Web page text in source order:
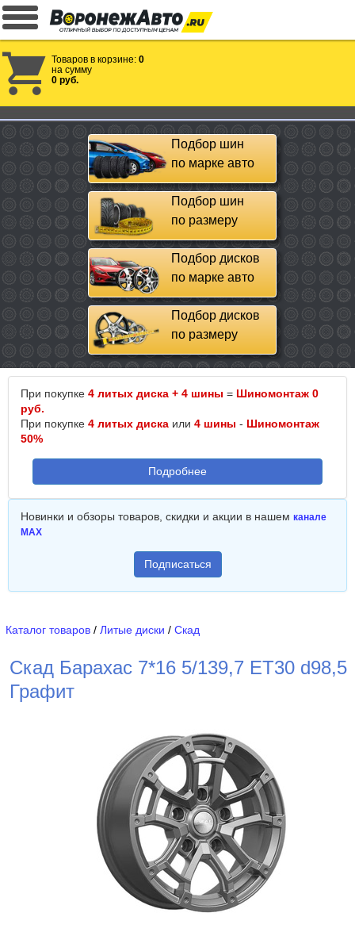
Товаров в корзине: 0
на сумму
0 руб.
Подбор шин
по марке авто
Подбор шин
по размеру
Подбор дисков
по марке авто
Подбор дисков
по размеру
При покупке 4 литых диска + 4 шины = Шиномонтаж 0
руб.
При покупке 4 литых диска или 4 шины - Шиномонтаж
50%
Подробнее
Новинки и обзоры товаров, скидки и акции в нашем канале
MAX
Подписаться
Каталог товаров / Литые диски / Скад
Скад Барахас 7*16 5/139,7 ET30 d98,5
Графит